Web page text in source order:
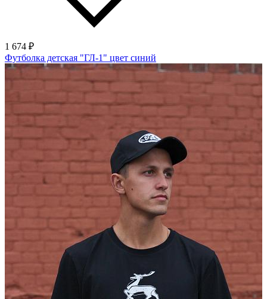
1 674 ₽
Футболка детская "ГЛ-1" цвет синий